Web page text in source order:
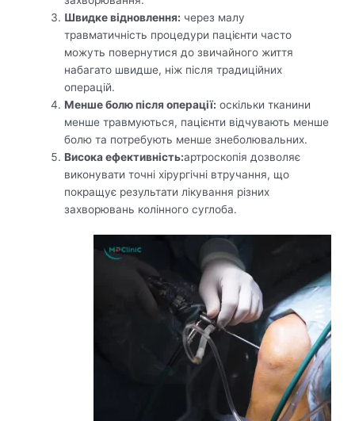
Швидке відновлення: через малу
травматичність процедури пацієнти часто
можуть повернутися до звичайного життя
набагато швидше, ніж після традиційних
операцій.
Менше болю після операції: оскільки тканини
менше травмуються, пацієнти відчувають менше
болю та потребують менше знеболювальних.
Висока ефективність:артроскопія дозволяє
виконувати точні хірургічні втручання, що
покращує результати лікування різних
захворювань колінного суглоба.